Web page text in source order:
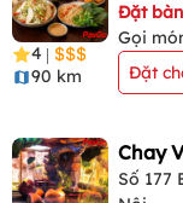
4 |
90 km
Đặt
Gọi
Đặt
Chay
Số 177